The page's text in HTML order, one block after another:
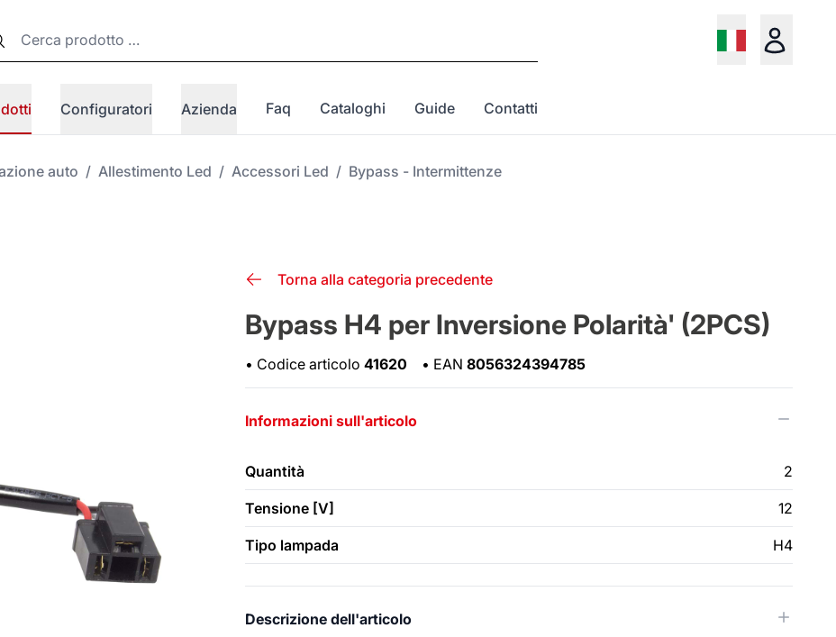
Configuratori Azienda Faq Cataloghi Guide Contatti
auto / Allestimento Led / Accessori Led / Bypass - Intermittenze
Torna alla categoria precedente
Bypass H4 per Inversione Polarità' (2PCS)
• Codice articolo 41620 • EAN 8056324394785
Informazioni sull'articolo
Quantità 2
Tensione [V] 12
Tipo lampada H4
Descrizione dell'articolo